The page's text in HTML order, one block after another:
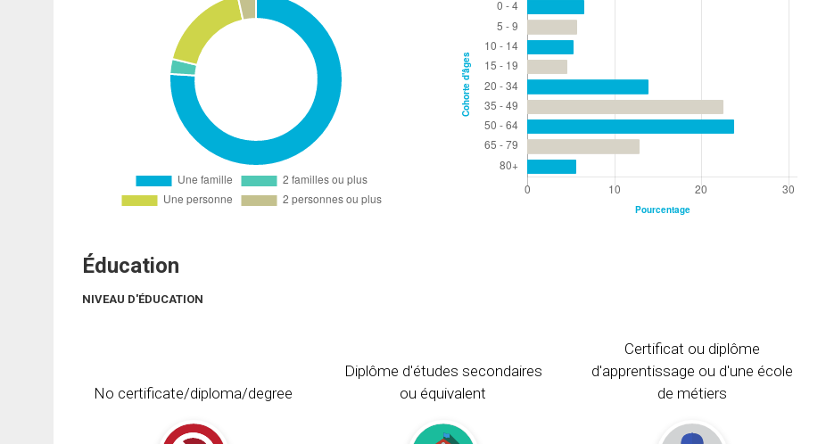
Éducation
NIVEAU D'ÉDUCATION
No certificate/diploma/degree
Diplôme d'études secondaires
ou équivalent
Certificat ou diplôme
d'apprentissage ou d'une école
de métiers